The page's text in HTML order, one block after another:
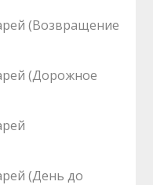
(Возвращение
(Дорожное
(День до